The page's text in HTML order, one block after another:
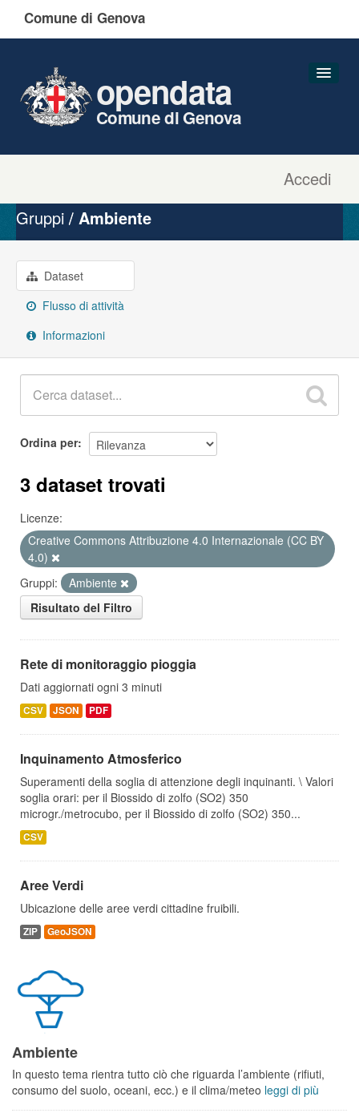
Comune di Genova
Accedi
opendata
Comune di Genova
Organizzazioni
Gruppi
Informazioni
Gruppi Ambiente
Dataset
Flusso di attività
Informazioni
Ordina per
3 dataset trovati
Licenze:
Creative Commons Attribuzione 4.0 Internazionale (CC BY
4.0)
Gruppi:
Ambiente
Risultato del Filtro
Rete di monitoraggio pioggia
Dati aggiornati ogni 3 minuti
CSV JSON PDF
Inquinamento Atmosferico
Superamenti della soglia di attenzione degli inquinanti. \ Valori
soglia orari: per il Biossido di zolfo (SO2) 350
microgr./metrocubo, per il Biossido di zolfo (SO2) 350...
CSV
Aree Verdi
Ubicazione delle aree verdi cittadine fruibili.
ZIP GeoJSON
Ambiente
In questo tema rientra tutto ciò che riguarda l’ambiente (rifiuti,
consumo del suolo, oceani, ecc.) e il clima/meteo leggi di più